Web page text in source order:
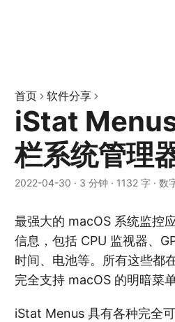
首页 软件分享
iStat
栏系统管理
2022-04-30 · 3 分钟 · 1132 字 · 数
最强大的 macOS 系统监控
信息，包括 CPU 监视器、
时间、电池等。所有这些都
完全支持 macOS 的明暗菜单
iStat Menus 具有各种完全